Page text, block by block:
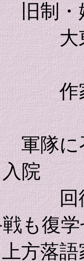
・姫
容
に召
院
室
も復
方落